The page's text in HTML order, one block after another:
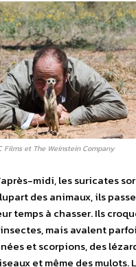
Films et The Weinstein Company
midi, les suricates
des animaux, ils
temps à chasser. Ils
mais avalent
et scorpions, des
et même des mulots.